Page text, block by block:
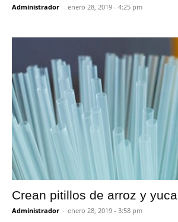
Administrador - enero 28, 2019 - 4:25 pm
Crean pitillos de arroz y yuca
Administrador - enero 28, 2019 - 3:58 pm